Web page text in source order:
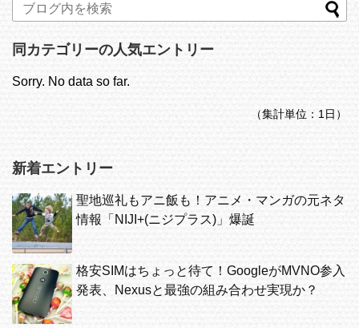
同カテゴリーの人気エントリー
Sorry. No data so far.
（集計単位：1日）
新着エントリー
聖地巡礼もアニ飯も！アニメ・マンガの元ネタ
情報「NIJI+(ニジプラス)」爆誕
格安SIMはちょっと待て！GoogleがMVNO参入
発表、Nexusと最強の組み合わせ実現か？